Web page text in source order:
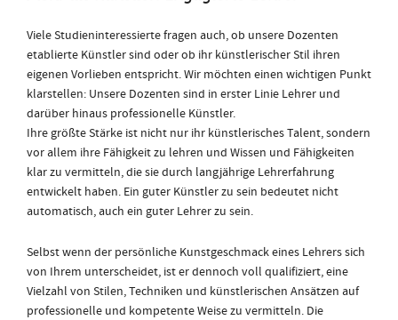
Viele Studieninteressierte fragen auch, ob unsere Dozenten
etablierte Künstler sind oder ob ihr künstlerischer Stil ihren
eigenen Vorlieben entspricht. Wir möchten einen wichtigen Punkt
klarstellen: Unsere Dozenten sind in erster Linie Lehrer und
darüber hinaus professionelle Künstler.
Ihre größte Stärke ist nicht nur ihr künstlerisches Talent, sondern
vor allem ihre Fähigkeit zu lehren und Wissen und Fähigkeiten
klar zu vermitteln, die sie durch langjährige Lehrerfahrung
entwickelt haben. Ein guter Künstler zu sein bedeutet nicht
automatisch, auch ein guter Lehrer zu sein.
Selbst wenn der persönliche Kunstgeschmack eines Lehrers sich
von Ihrem unterscheidet, ist er dennoch voll qualifiziert, eine
Vielzahl von Stilen, Techniken und künstlerischen Ansätzen auf
professionelle und kompetente Weise zu vermitteln. Die